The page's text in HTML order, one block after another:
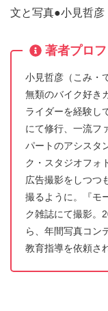
文と写真●小見哲
著者プロ
小見哲彦（こみ・
無類のバイク好き
ライダーを経験し
にて修行、一流フ
パートのアシスタ
ク・スタジオフォ
広告撮影をしつつ
撮るように。『モ
ク雑誌にて撮影。
ら、年間写真コン
教育指導を依頼さ